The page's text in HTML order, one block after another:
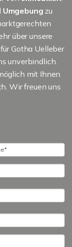
Umgebung zu
über unsere
Gotha Uelleber
unverbindlich.
mit Ihnen
Wir freuen uns